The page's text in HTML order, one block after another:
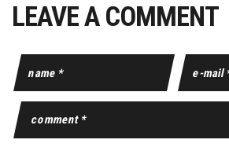
LEAVE A COMMENT